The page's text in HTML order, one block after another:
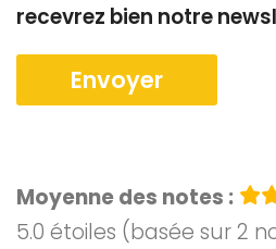
recevrez bien notre
Moyenne des notes :
5.0 étoiles (basée sur 2